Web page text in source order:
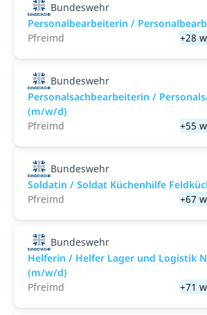
Bundeswehr
Personalbearbeiterin /
Pfreimd
+28
Bundeswehr
Personalsachbearbeiterin /
(m/w/d)
Pfreimd
+55
Bundeswehr
Soldatin / Soldat Küchenhilfe
Pfreimd
+67
Bundeswehr
Helferin / Helfer Lager und Logistik
(m/w/d)
Pfreimd
+71